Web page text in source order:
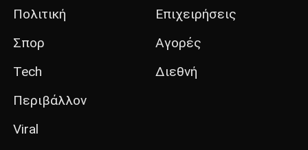
Πολιτική
Σπορ
Tech
Περιβάλλον
Viral
Επιχειρήσεις
Αγορές
Διεθνή